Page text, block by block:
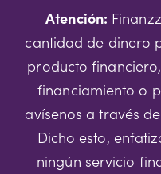
Atención:
cantidad de dinero
producto
financiamiento o
avísenos a través
Dicho esto,
ningún servicio